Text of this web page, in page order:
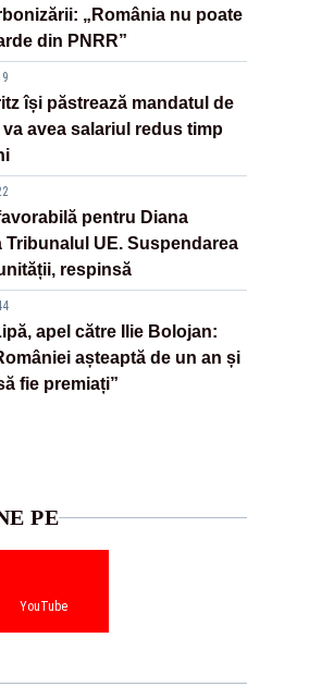
„România nu poate
din PNRR”
își păstrează mandatul de
va avea salariul redus timp
pentru Diana
Tribunalul UE. Suspendarea
respinsă
apel către Ilie Bolojan:
așteaptă de un an și
fie premiați”
PE
YouTube